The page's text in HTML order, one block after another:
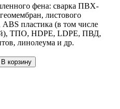
фена: сварка ПВХ-
листового
пластика (в том числе
ТПО, HDPE, LDPE, ПВД,
линолеума и др.
В корзину